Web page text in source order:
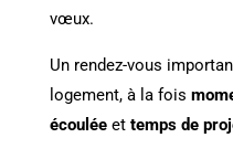
vœux.
Un rendez-vous
logement, à la fois
écouléeet temps de